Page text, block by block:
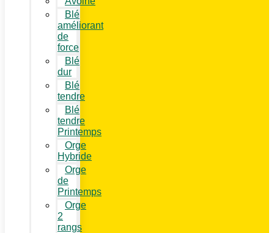
Blé
améliorant
de
force
Blé
dur
Blé
tendre
Blé
tendre
Printemps
Orge
Hybride
Orge
de
Printemps
Orge
2
rangs